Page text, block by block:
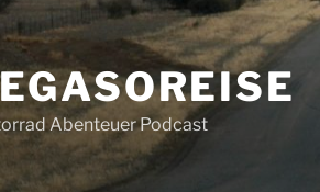
Abenteuer Podcast